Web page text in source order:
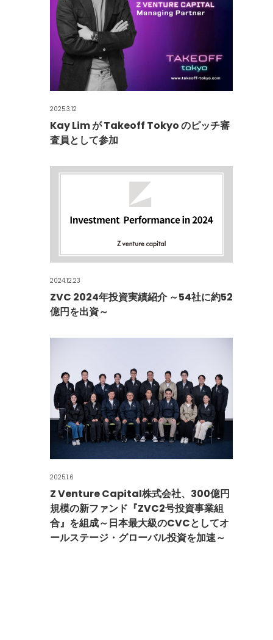
2025.3.12
Kay Lim が Takeoff Tokyo のピッチ審
査員として参加
2024.12.23
ZVC 2024年投資実績紹介 ～54社に約52
億円を出資～
2025.1.6
Z Venture Capital株式会社、300億円
規模の新ファンド『ZVC2号投資事業組
合』を組成～日本最大級のCVCとしてオ
ールステージ・グローバル投資を加速～